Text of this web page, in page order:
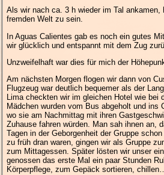
Als wir nach ca. 3 h wieder im Tal
fremden Welt zu sein.
In Aguas Calientes gab es noch ein gutes
wir glücklich und entspannt mit dem Zug
Unzweifelhaft war dies für mich der
Am nächsten Morgen flogen wir dann von
Flugzeug war deutlich bequemer als der
Lima checkten wir im gleichen Hotel wie bei
Mädchen wurden vom Bus abgeholt und ins
wo sie am Nachmittag mit ihren
Zuhause fahren würden. Man sah ihnen an,
Tagen in der Geborgenheit der Gruppe
zu früh dran waren, gingen wir als Gruppe
zum Mittagessen. Später lösten wir unser
genossen das erste Mal ein paar Stunden
Körperpflege, zum Gepäck sortieren,